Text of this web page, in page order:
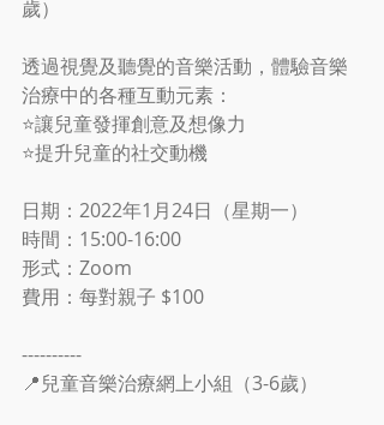
歲）
透過視覺及聽覺的音樂活動，體驗音樂
治療中的各種互動元素：
⭐️讓兒童發揮創意及想像力
⭐️提升兒童的社交動機
日期：2022年1月24日（星期一）
時間：15:00-16:00
形式：Zoom
費用：每對親子 $100
----------
📍兒童音樂治療網上小組（3-6歲）